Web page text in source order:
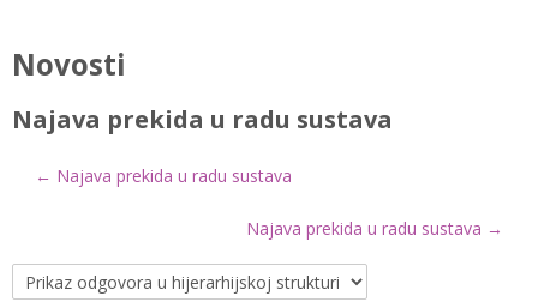
Hrvatski ‎(hr)‎
Novosti
Najava prekida u radu sustava
← Najava prekida u radu sustava
Najava prekida u radu sustava →